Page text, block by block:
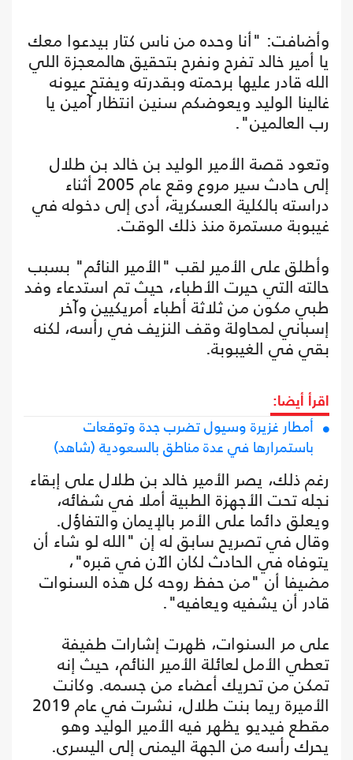
وأضافت: "أنا وحده من ناس كتار بيدعوا معك
يا أمير خالد تفرح ونفرح بتحقيق هالمعجزة اللي
الله قادر عليها برحمته وبقدرته ويفتح عيونه
غالينا الوليد ويعوضكم سنين انتظار آمين يا
رب العالمين".
وتعود قصة الأمير الوليد بن خالد بن طلال
إلى حادث سير مروع وقع عام 2005 أثناء
دراسته بالكلية العسكرية، أدى إلى دخوله في
غيبوبة مستمرة منذ ذلك الوقت.
وأطلق على الأمير لقب "الأمير النائم" بسبب
حالته التي حيرت الأطباء، حيث تم استدعاء وفد
طبي مكون من ثلاثة أطباء أمريكيين وآخر
إسباني لمحاولة وقف النزيف في رأسه، لكنه
بقي في الغيبوبة.
اقرأ أيضا:
أمطار غزيرة وسيول تضرب جدة وتوقعات
باستمرارها في عدة مناطق بالسعودية (شاهد)
رغم ذلك، يصر الأمير خالد بن طلال على إبقاء
نجله تحت الأجهزة الطبية أملا في شفائه،
ويعلق دائما على الأمر بالإيمان والتفاؤل.
وقال في تصريح سابق له إن "الله لو شاء أن
يتوفاه في الحادث لكان الآن في قبره"،
مضيفا أن "من حفظ روحه كل هذه السنوات
قادر أن يشفيه ويعافيه".
على مر السنوات، ظهرت إشارات طفيفة
تعطي الأمل لعائلة الأمير النائم، حيث إنه
تمكن من تحريك أعضاء من جسمه. وكانت
الأميرة ريما بنت طلال، نشرت في عام 2019
مقطع فيديو يظهر فيه الأمير الوليد وهو
يحرك رأسه من الجهة اليمنى إلى اليسرى.